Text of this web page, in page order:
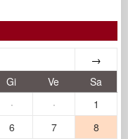
→
Gi Ve
Sa
· ·
1
6 7 8